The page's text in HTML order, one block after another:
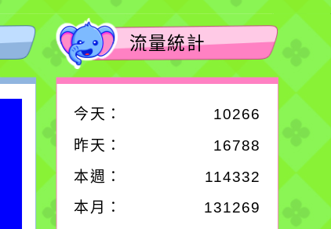
作者：網路小語
一杯清水因滴入一滴污
水而變污濁，一杯污水
卻不會因一滴清水的存
流量統計
今天：
10266
昨天：
16788
本週： 114332
本月： 131269